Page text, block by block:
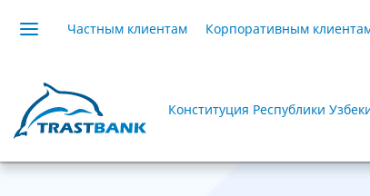
Частным клиентам Корпоративным
Конституция Республики